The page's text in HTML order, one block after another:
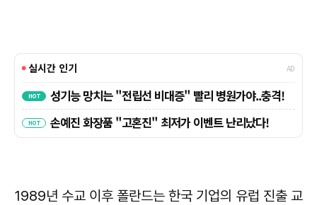
1989년 수교 이후 폴란드는 한국 기업의 유럽 진출 교